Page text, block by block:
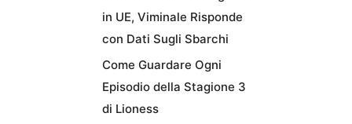
in UE, Viminale Risponde
con Dati Sugli Sbarchi
Come Guardare Ogni
Episodio della Stagione 3
di Lioness